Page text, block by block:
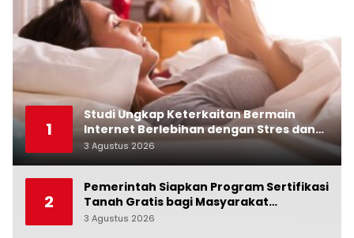
1
Studi Ungkap Keterkaitan Bermain
Internet Berlebihan dengan Stres dan
Suasana Hati
3 Agustus 2026
2
Pemerintah Siapkan Program Sertifikasi
Tanah Gratis bagi Masyarakat
Berpenghasilan Rendah
3 Agustus 2026